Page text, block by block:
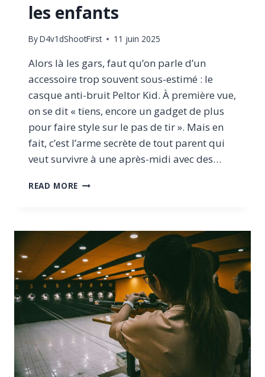
les enfants
ByD4v1dShootFirst 11 juin 2025
Alors là les gars, faut qu’on parle d’un
accessoire trop souvent sous-estimé : le
casque anti-bruit Peltor Kid. À première vue,
on se dit « tiens, encore un gadget de plus
pour faire style sur le pas de tir ». Mais en
fait, c’est l’arme secrète de tout parent qui
veut survivre à une après-midi avec des…
READ MORE TEST
PELTOR
KID:
UTILE,
FUN,
ET
VRAIMENT
EFFICACE
POUR
LES
ENFANTS